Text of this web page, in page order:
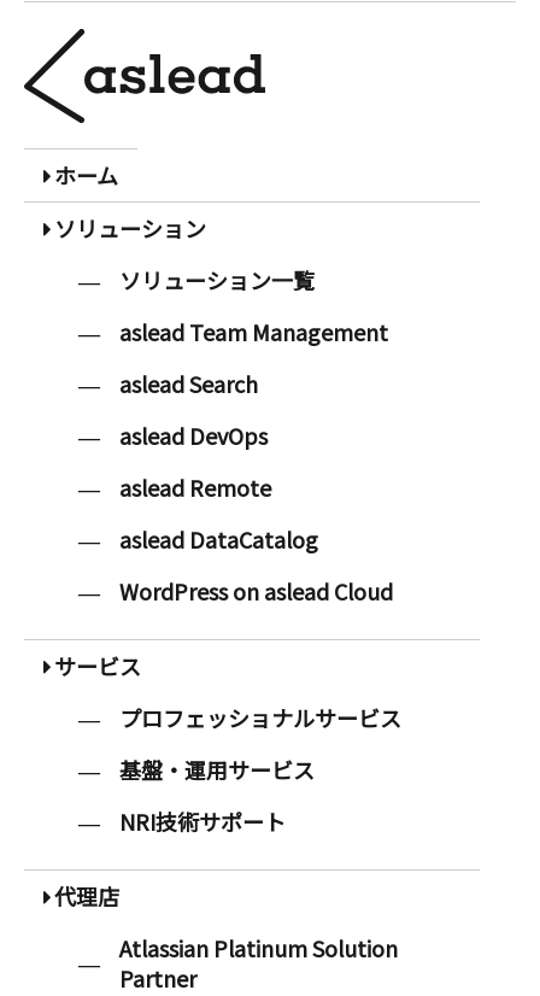
ホーム
ソリューション
ソリューション一覧
aslead Team Management
aslead Search
aslead DevOps
aslead Remote
aslead DataCatalog
WordPress on aslead Cloud
サービス
プロフェッショナルサービス
基盤・運用サービス
NRI技術サポート
代理店
Atlassian Platinum Solution
Partner